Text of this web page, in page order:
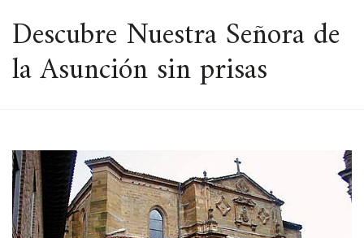
ESPACIO
Descubre Nuestra Señora de
la Asunción sin prisas